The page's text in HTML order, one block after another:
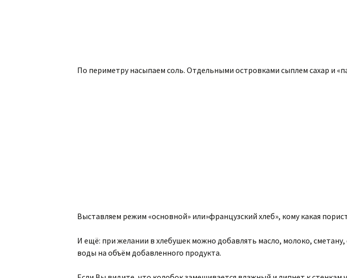
По периметру насыпаем соль. Отдельными островками сыплем сахар и
Выставляем режим «основной» или»французский хлеб», кому какая
И ещё: при желании в хлебушек можно добавлять масло, молоко,
воды на объём добавленного продукта.